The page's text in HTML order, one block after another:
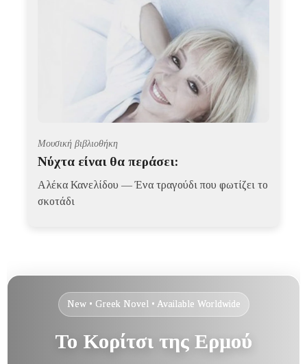
Μουσική βιβλιοθήκη
Νύχτα είναι θα περάσει:
Αλέκα Κανελίδου — Ένα τραγούδι που φωτίζει το
σκοτάδι
New • Greek Novel • Available Worldwide
Το Κορίτσι της Ερμού